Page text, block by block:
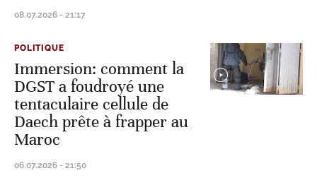
08.07.2026 - 21:17
POLITIQUE
Immersion: comment la
DGST a foudroyé une
tentaculaire cellule de
Daech prête à frapper au
Maroc
06.07.2026 - 21:50